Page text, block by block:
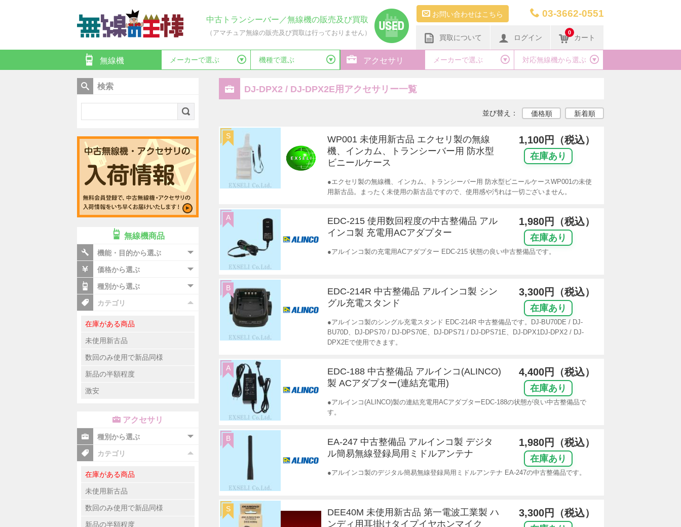
中古トランシーバー／無線機の販売及び買取
（アマチュア無線の販売及び買取は行っておりません）
お問い合わせはこちら 03-3662-0551
買取について ログイン
0
カート
無線機 メーカーで選ぶ 機種で選ぶ アクセサリ メーカーで選ぶ 対応無線機から選ぶ
DJ-DPX2 / DJ-DPX2E用アクセサリー一覧
並び替え： 価格順 新着順
WP001 未使用新古品 エクセリ製の無線
機、インカム、トランシーバー用 防水型
ビニールケース
1,100円（税込）
在庫あり
●エクセリ製の無線機、インカム、トランシーバー用 防水型ビニールケースWP001の未使
用新古品。まったく未使用の新古品ですので、使用感や汚れは一切ございません。
S
EDC-215 使用数回程度の中古整備品 アル
インコ製 充電用ACアダプター
1,980円（税込）
在庫あり
●アルインコ製の充電用ACアダプター EDC-215 状態の良い中古整備品です。
A
EDC-214R 中古整備品 アルインコ製 シン
グル充電スタンド
3,300円（税込）
在庫あり
●アルインコ製のシングル充電スタンド EDC-214R 中古整備品です。DJ-BU70DE / DJ-
BU70D、DJ-DPS70 / DJ-DPS70E、DJ-DPS71 / DJ-DPS71E、DJ-DPX1DJ-DPX2 / DJ-
DPX2Eで使用できます。
B
EDC-188 中古整備品 アルインコ(ALINCO)
製 ACアダプター(連結充電用)
4,400円（税込）
在庫あり
●アルインコ(ALINCO)製の連結充電用ACアダプターEDC-188の状態が良い中古整備品で
す。
A
EA-247 中古整備品 アルインコ製 デジタ
ル簡易無線登録局用ミドルアンテナ
1,980円（税込）
在庫あり
●アルインコ製のデジタル簡易無線登録局用ミドルアンテナ EA-247の中古整備品です。
B
DEE40M 未使用新古品 第一電波工業製 ハ
ンディ用耳掛けタイプイヤホンマイク
3,300円（税込）
S
検索
無線機商品
機能・目的から選ぶ
価格から選ぶ
種別から選ぶ
カテゴリ
在庫がある商品
未使用新古品
数回のみ使用で新品同様
新品の半額程度
激安
アクセサリ
種別から選ぶ
カテゴリ
在庫がある商品
未使用新古品
数回のみ使用で新品同様
新品の半額程度